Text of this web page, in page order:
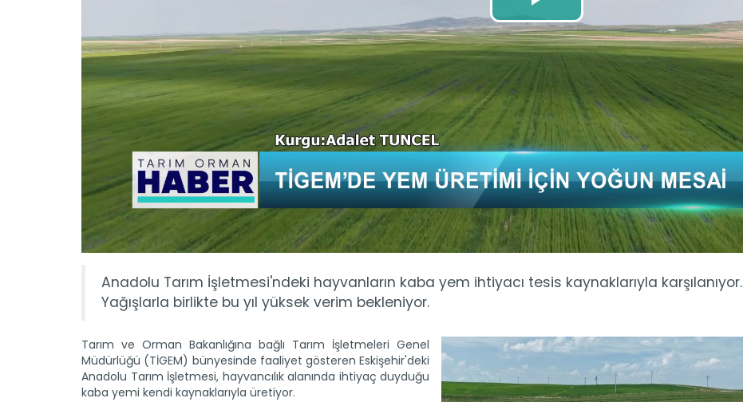
Anadolu Tarım İşletmesi'ndeki hayvanların kaba yem ihtiyacı tesis kaynaklarıyla karşılanıyor.
Yağışlarla birlikte bu yıl yüksek verim bekleniyor.
Tarım ve Orman Bakanlığına bağlı Tarım İşletmeleri Genel
Müdürlüğü (TİGEM) bünyesinde faaliyet gösteren Eskişehir'deki
Anadolu Tarım İşletmesi, hayvancılık alanında ihtiyaç duyduğu
kaba yemi kendi kaynaklarıyla üretiyor.